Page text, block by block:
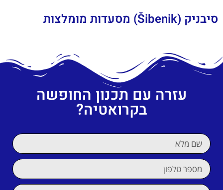
סיבניק (Šibenik) מסעדות מומלצות
עזרה עם תכנון החופשה
בקרואטיה?